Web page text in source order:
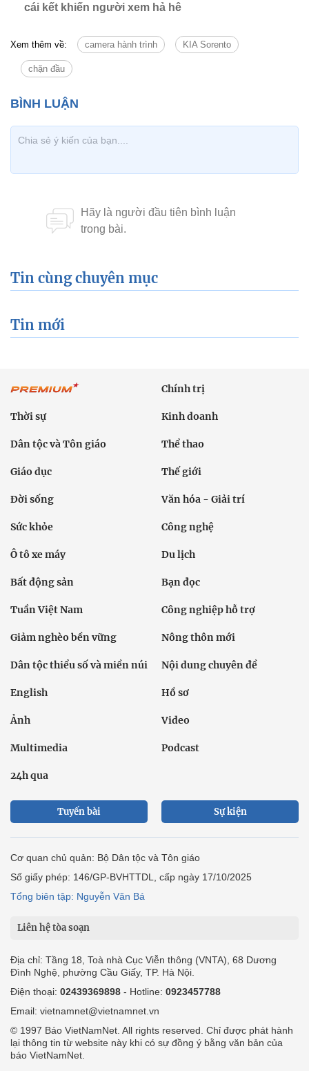
cái kết khiến người xem hả hê
Xem thêm về: camera hành trình KIA Sorento
chặn đầu
Tin cùng chuyên mục
Tin mới
Chính trị
Thời sự Kinh doanh
Dân tộc và Tôn giáo Thể thao
Giáo dục Thế giới
Đời sống Văn hóa - Giải trí
Sức khỏe Công nghệ
Ô tô xe máy Du lịch
Bất động sản Bạn đọc
Tuần Việt Nam Công nghiệp hỗ trợ
Giảm nghèo bền vững Nông thôn mới
Dân tộc thiểu số và miền núi Nội dung chuyên đề
English Hồ sơ
Ảnh Video
Multimedia Podcast
24h qua
Tuyến bài Sự kiện
Cơ quan chủ quản: Bộ Dân tộc và Tôn giáo
Số giấy phép: 146/GP-BVHTTDL, cấp ngày 17/10/2025
Tổng biên tập: Nguyễn Văn Bá
Liên hệ tòa soạn
Địa chỉ: Tầng 18, Toà nhà Cục Viễn thông (VNTA), 68 Dương
Đình Nghệ, phường Cầu Giấy, TP. Hà Nội.
Điện thoại: 02439369898 - Hotline: 0923457788
Email: vietnamnet@vietnamnet.vn
© 1997 Báo VietNamNet. All rights reserved. Chỉ được phát hành
lại thông tin từ website này khi có sự đồng ý bằng văn bản của
báo VietNamNet.